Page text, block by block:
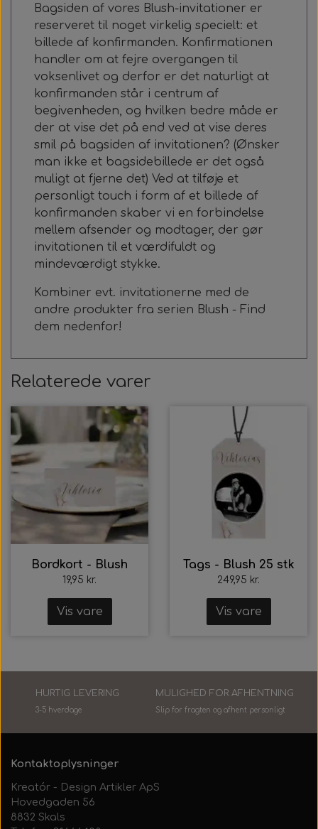
Bagsiden af ​​vores Blush-invitationer er
reserveret til noget virkelig specielt: et
billede af konfirmanden. Konfirmationen
handler om at fejre overgangen til
voksenlivet og derfor er det naturligt at
konfirmanden står i centrum af
begivenheden, og hvilken bedre måde er
der at vise det på end ved at vise deres
smil på bagsiden af invitationen? (Ønsker
man ikke et bagsidebillede er det også
muligt at fjerne det) Ved at tilføje et
personligt touch i form af et billede af
konfirmanden skaber vi en forbindelse
mellem afsender og modtager, der gør
invitationen til et værdifuldt og
mindeværdigt stykke.
Kombiner evt. invitationerne med de
andre produkter fra serien Blush - Find
dem nedenfor!
Relaterede varer
Bordkort - Blush
19,95 kr.
Vis vare
Tags - Blush 25 stk
249,95 kr.
Vis vare
HURTIG LEVERING
3-5 hverdage
MULIGHED FOR AFHENTNING
Slip for fragten og afhent personligt
Kontaktoplysninger
Kreatór - Design Artikler ApS
Hovedgaden 56
8832 Skals